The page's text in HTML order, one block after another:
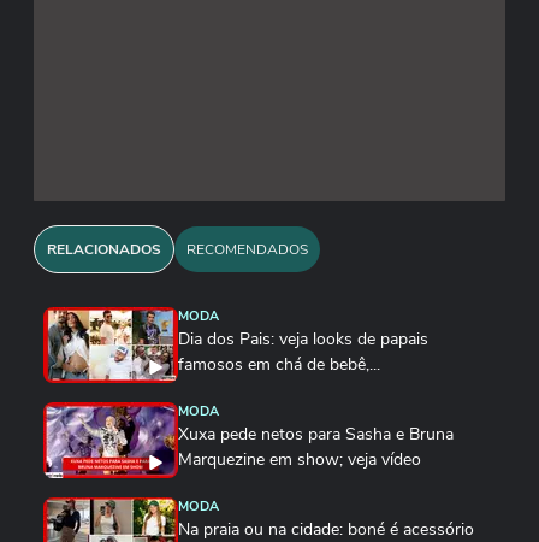
RELACIONADOS RECOMENDADOS
MODA
Dia dos Pais: veja looks de papais
famosos em chá de bebê,...
MODA
Xuxa pede netos para Sasha e Bruna
Marquezine em show; veja vídeo
MODA
Na praia ou na cidade: boné é acessório